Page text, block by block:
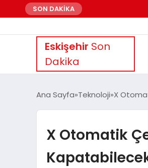
SON DAKİKA
Eskişehir Son
Dakika
Ana Sayfa Teknoloji X
X Otomatik